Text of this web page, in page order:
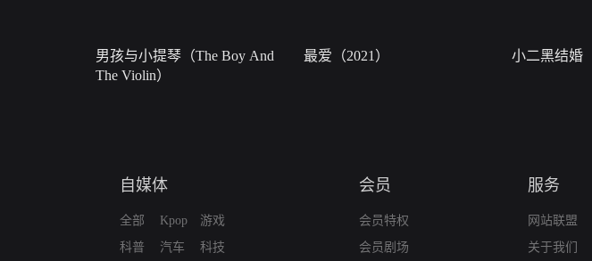
男孩与小提琴（The Boy And
The Violin）
最爱（2021） 小二黑结婚
自媒体
全部
科普
Kpop
汽车
游戏
科技
会员
会员特权
会员剧场
服务
网站联盟
关于我们